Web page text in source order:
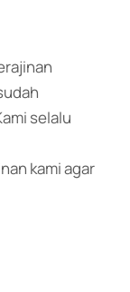
selalu
kami agar